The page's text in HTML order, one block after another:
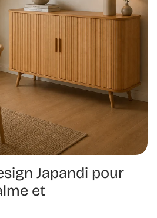
Japandi pour
et